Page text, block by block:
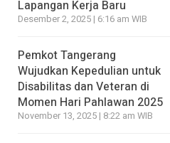
Lapangan Kerja Baru
Desember 2, 2025 | 6:16 am WIB
Pemkot Tangerang
Wujudkan Kepedulian untuk
Disabilitas dan Veteran di
Momen Hari Pahlawan 2025
November 13, 2025 | 8:22 am WIB